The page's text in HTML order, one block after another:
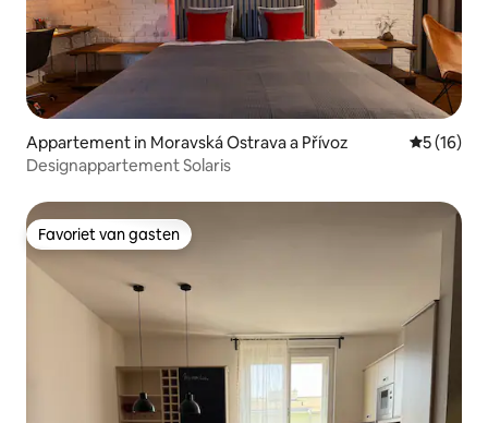
Appartement in Moravská Ostrava a Přívoz
5 (16)
Designappartement Solaris
Favoriet van gasten
Favoriet van gasten